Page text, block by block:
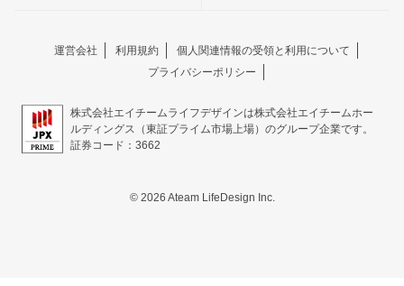
運営会社 利用規約
個人関連情報の受領と利用について
プライバシーポリシー
株式会社エイチームライフデザインは株式会社エイチームホー
ルディングス（東証プライム市場上場）のグループ企業です。
証券コード：3662
© 2026 Ateam LifeDesign Inc.